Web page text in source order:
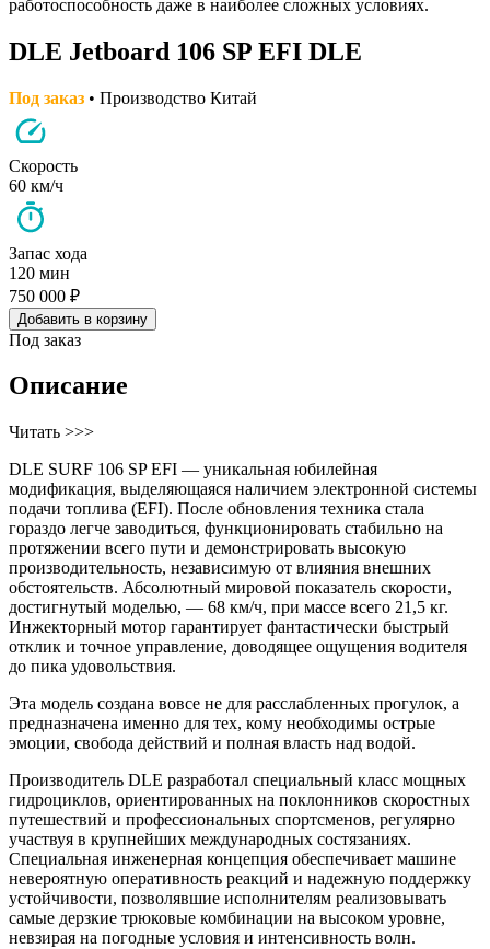
работоспособность даже в наиболее сложных условиях.
DLE Jetboard 106 SP EFI DLE
Под заказ • Производство Китай
Скорость
60 км/ч
Запас хода
120 мин
750 000 ₽
Добавить в корзину
Под заказ
Описание
Читать >>>
DLE SURF 106 SP EFI — уникальная юбилейная
модификация, выделяющаяся наличием электронной системы
подачи топлива (EFI). После обновления техника стала
гораздо легче заводиться, функционировать стабильно на
протяжении всего пути и демонстрировать высокую
производительность, независимую от влияния внешних
обстоятельств. Абсолютный мировой показатель скорости,
достигнутый моделью, — 68 км/ч, при массе всего 21,5 кг.
Инжекторный мотор гарантирует фантастически быстрый
отклик и точное управление, доводящее ощущения водителя
до пика удовольствия.
Эта модель создана вовсе не для расслабленных прогулок, а
предназначена именно для тех, кому необходимы острые
эмоции, свобода действий и полная власть над водой.
Производитель DLE разработал специальный класс мощных
гидроциклов, ориентированных на поклонников скоростных
путешествий и профессиональных спортсменов, регулярно
участвуя в крупнейших международных состязаниях.
Специальная инженерная концепция обеспечивает машине
невероятную оперативность реакций и надежную поддержку
устойчивости, позволявшие исполнителям реализовывать
самые дерзкие трюковые комбинации на высоком уровне,
невзирая на погодные условия и интенсивность волн.